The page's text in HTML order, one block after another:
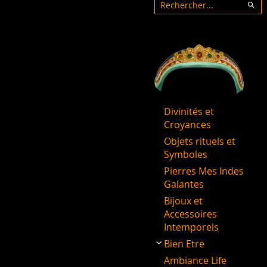
Rechercher
Divinités et
Croyances
Objets rituels et
Symboles
Pierres Mes Indes
Galantes
Bijoux et
Accessoires
Intemporels
Bien Etre
Ambiance Life